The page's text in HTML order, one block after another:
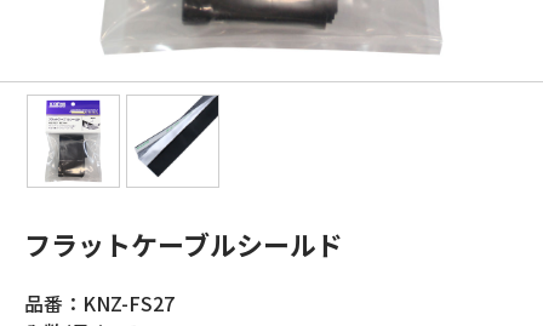
フラットケーブルシールド
品番：KNZ-FS27